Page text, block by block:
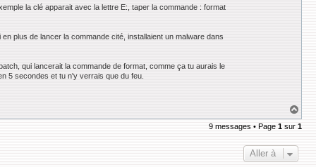
la clé apparait avec la lettre E:, taper la commande : format
plus de lancer la commande cité, installaient un malware dans
qui lancerait la commande de format, comme ça tu aurais le
5 secondes et tu n'y verrais que du feu.
a
u
9 messages • Page 1 sur 1
Aller à